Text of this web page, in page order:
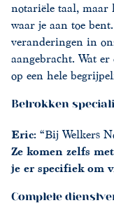
notariële taal, maar
waar je aan toe
veranderingen in
aangebracht. Wat
op een hele
Betrokken
Eric: “Bij Welkers
Ze komen zelfs
je er specifiek om
Complete